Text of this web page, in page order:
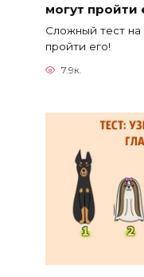
могут пройти
Сложный тест на
пройти его!
7.9к.